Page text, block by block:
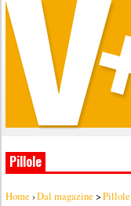
Pillole
Home ›Dal magazine >Pillole